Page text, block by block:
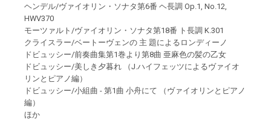
ヘンデル/ヴァイオリン・ソナタ第6番 ヘ長調 Op.1, No.12,
HWV370
モーツァルト/ヴァイオリン・ソナタ第18番 ト長調 K.301
クライスラー/ベートーヴェンの 主 題によるロンディーノ
ドビュッシー/前奏曲集第1巻より第8曲 亜麻色の髪の乙女
ドビュッシー/美しき夕暮れ （J.ハイフェッツによるヴァイオ
リンとピアノ編）
ドビュッシー/小組曲 - 第1曲 小舟にて （ヴァイオリンとピアノ
編）
ほか